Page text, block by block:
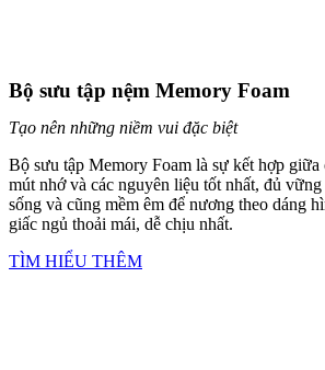
Bộ sưu tập nệm Memory Foam
Tạo nên những niềm vui đặc biệt
Bộ sưu tập Memory Foam là sự kết hợp giữa
mút nhớ và các nguyên liệu tốt nhất, đủ
sống và cũng mềm êm để nương theo dáng
giấc ngủ thoải mái, dễ chịu nhất.
TÌM HIỂU THÊM